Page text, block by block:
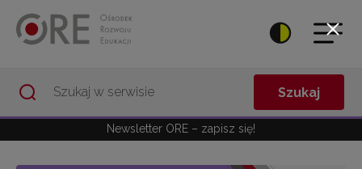
Szukaj
Newsletter ORE – zapisz się!